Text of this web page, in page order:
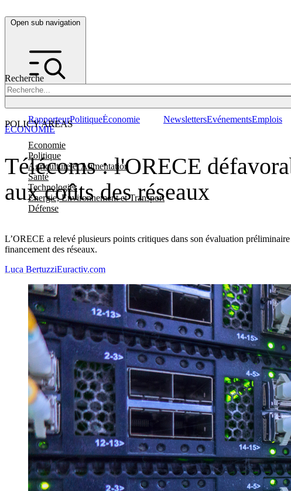
Open sub navigation
Recherche
POLICY AREAS
Economie
Politique
Agriculture et Alimentation
Santé
Technologies
Energie, Environnement et Transport
Défense
RapporteurPolitiqueÉconomie NewslettersEvénementsEmplois
Télécoms : l'ORECE
aux coûts des réseaux
L’ORECE a relevé plusieurs points critiques dans son évaluation
financement des réseaux.
ÉCONOMIE
Luca BertuzziEuractiv.com